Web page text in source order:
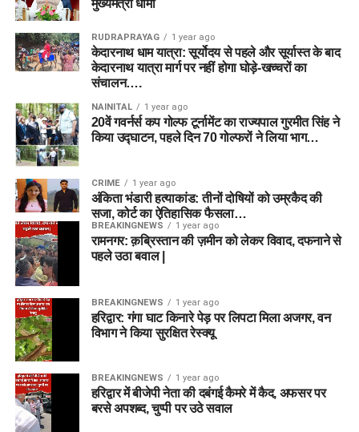
मुख्यमंत्री धामी
RUDRAPRAYAG 1 year ago
केदारनाथ धाम यात्रा: सूर्योदय से पहले और सूर्यास्त के बाद
केदारनाथ यात्रा मार्ग पर नहीं होगा घोड़े-खच्चरों का
संचालन….
NAINITAL 1 year ago
20वें गवर्नर्स कप गोल्फ टूर्नामेंट का राज्यपाल गुरमीत सिंह ने
किया उद्घाटन, पहले दिन 70 गोल्फरों ने लिया भाग…
CRIME 1 year ago
अंकिता भंडारी हत्याकांड: तीनों दोषियों को उम्रकैद की
सजा, कोर्ट का ऐतिहासिक फैसला…
BREAKINGNEWS 1 year ago
रामनगर: क़ब्रिस्तान की ज़मीन को लेकर विवाद, दफनाने से
पहले उठा बवाल |
BREAKINGNEWS 1 year ago
हरिद्वार: गंगा घाट किनारे पेड़ पर लिपटा मिला अजगर, वन
विभाग ने किया सुरक्षित रेस्क्यू
BREAKINGNEWS 1 year ago
हरिद्वार में बीजेपी नेता की दबंगई कैमरे में कैद, अफसर पर
बरसे अपशब्द, चुप्पी पर उठे सवाल